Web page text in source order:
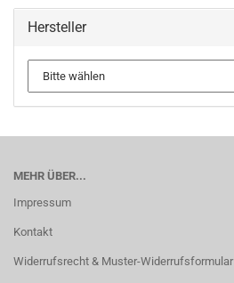
Hersteller
MEHR ÜBER...
Impressum
Kontakt
Widerrufsrecht & Muster-Widerrufsformular